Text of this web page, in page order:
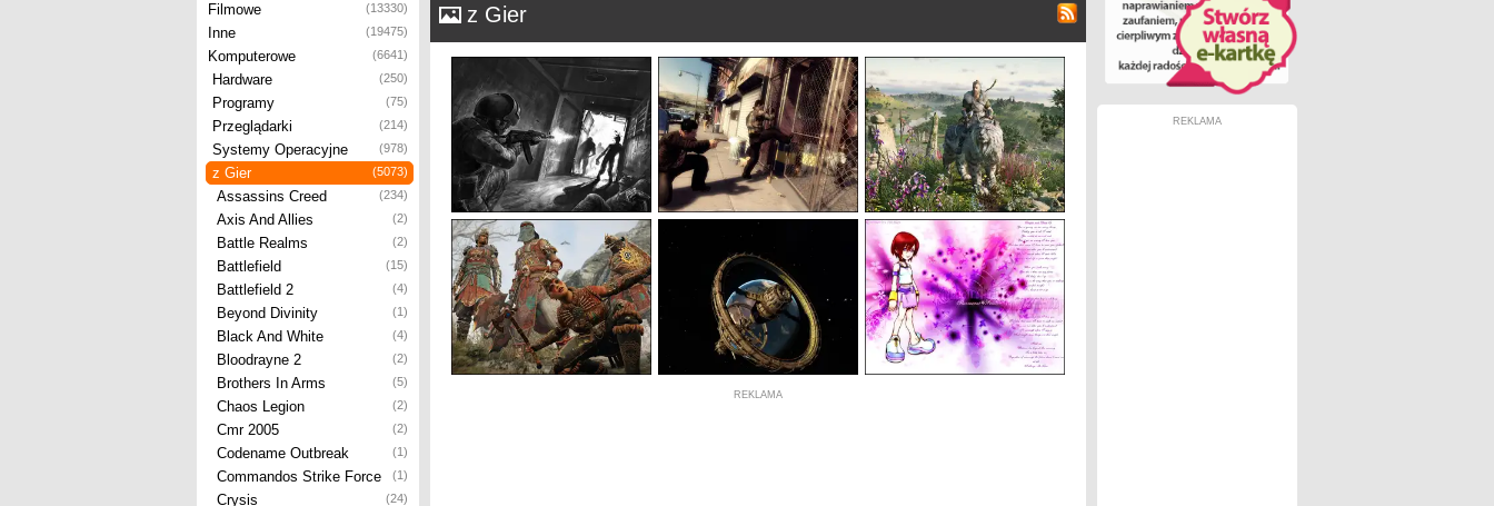
Filmowe (13330)
Inne (19475)
Komputerowe (6641)
Hardware (250)
Programy (75)
Przeglądarki (214)
Systemy Operacyjne (978)
z Gier (5073)
Assassins Creed (234)
Axis And Allies (2)
Battle Realms (2)
Battlefield (15)
Battlefield 2 (4)
Beyond Divinity (1)
Black And White (4)
Bloodrayne 2 (2)
Brothers In Arms (5)
Chaos Legion (2)
Cmr 2005 (2)
Codename Outbreak (1)
Commandos Strike Force (1)
Crysis (24)
z Gier
REKLAMA
REKLAMA